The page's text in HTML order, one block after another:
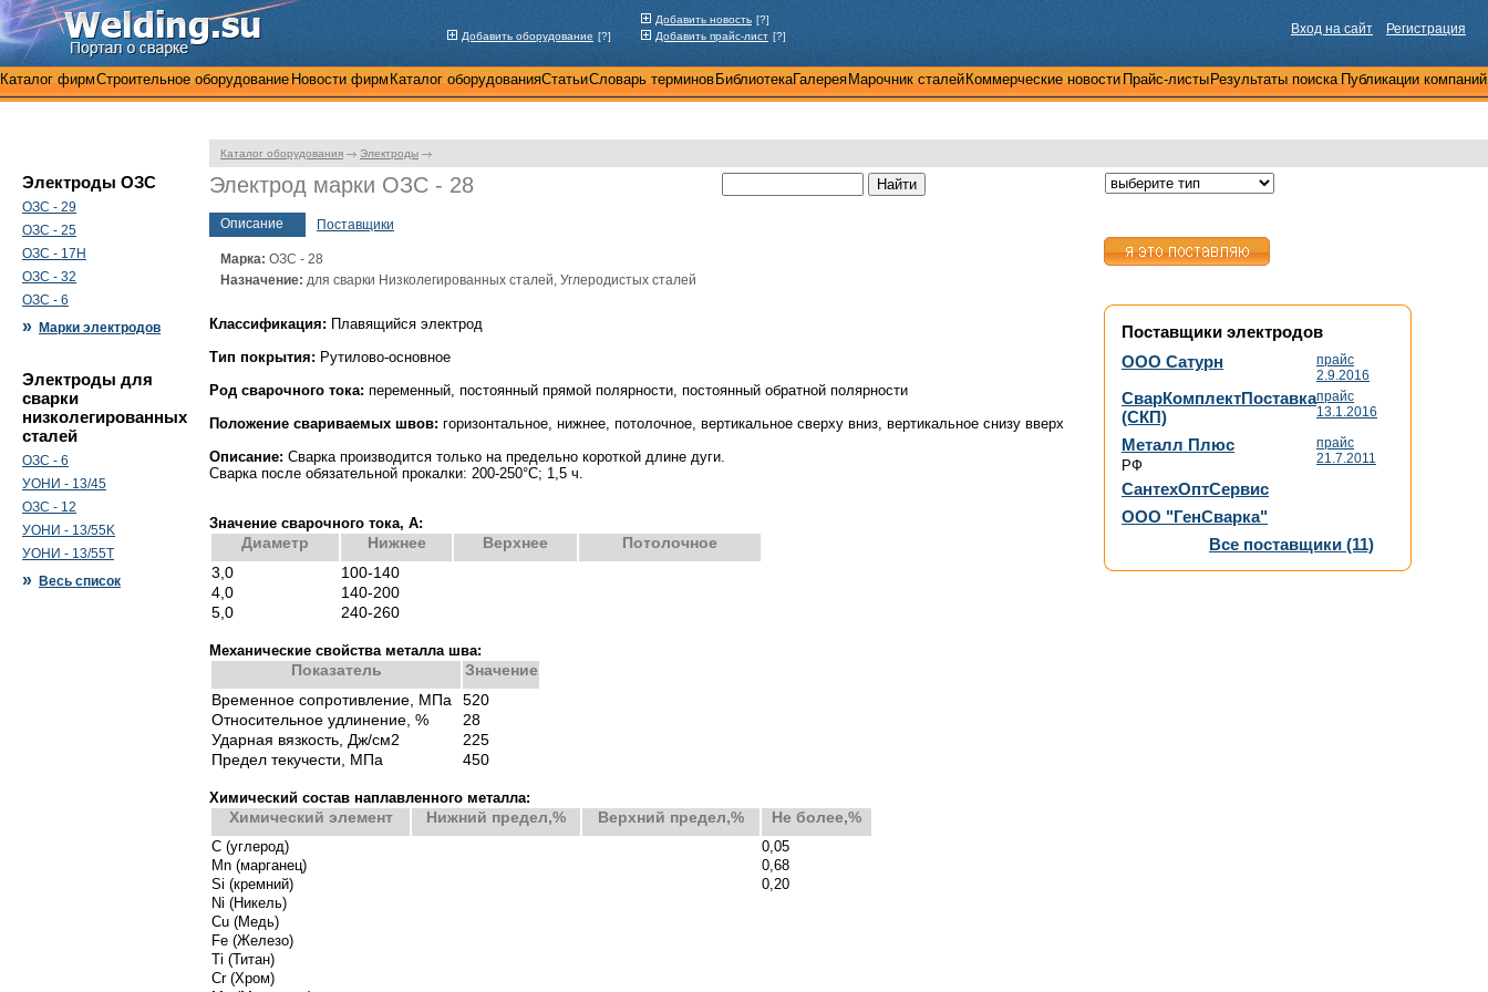
Добавить оборудование [?]
Добавить новость [?]
Добавить прайс-лист [?] Вход на сайт Регистрация
Каталог фирмСтроительное оборудованиеНовости фирмКаталог оборудованияСтатьиСловарь терминовБиблиотекаГалереяМарочник сталейКоммерческие новостиПрайс-листыРезультаты поискаПубликации компаний
Электроды ОЗС
ОЗС - 29
ОЗС - 25
ОЗС - 17Н
ОЗС - 32
ОЗС - 6
» Марки электродов
Электроды для
сварки
низколегированных
сталей
ОЗС - 6
УОНИ - 13/45
ОЗС - 12
УОНИ - 13/55K
УОНИ - 13/55Т
» Весь список
Каталог оборудования Электроды
Электрод марки ОЗС - 28
Описание Поставщики
Марка: ОЗС - 28
Назначение: для сварки Низколегированных сталей, Углеродистых сталей
Классификация: Плавящийся электрод
Тип покрытия: Рутилово-основное
Род сварочного тока: переменный, постоянный прямой полярности, постоянный обратной полярности
Положение свариваемых швов: горизонтальное, нижнее, потолочное, вертикальное сверху вниз, вертикальное снизу вверх
Описание: Сварка производится только на предельно короткой длине дуги.
Сварка после обязательной прокалки: 200-250°С; 1,5 ч.
Значение сварочного тока, А:
Диаметр Нижнее Верхнее
Потолочное
3,0
100-140
4,0
140-200
5,0
240-260
Механические свойства металла шва:
Показатель
Значение
Временное сопротивление, МПа
520
Относительное удлинение, %
28
Ударная вязкость, Дж/см2
225
Предел текучести, МПа
450
Химический состав наплавленного металла:
Химический элемент Нижний предел,% Верхний предел,% Не более,%
С (углерод)
0,05
Mn (марганец)
0,68
Si (кремний)
0,20
Ni (Никель)
Cu (Медь)
Fe (Железо)
Ti (Титан)
Cr (Хром)
Поставщики электродов
ООО Сатурн
прайс
2.9.2016
СварКомплектПоставка
(СКП)
прайс
13.1.2016
Металл Плюс
РФ
прайс
21.7.2011
СантехОптСервис
ООО "ГенСварка"
Все поставщики (11)